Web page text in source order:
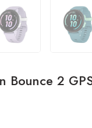
Bounce 2